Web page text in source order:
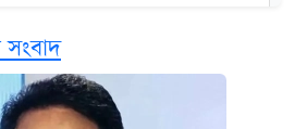
দাম (৯ আগস্ট)
নিয়ে সর্বশেষ যা জানা গেল